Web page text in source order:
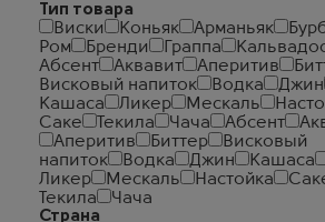
Тип товара
Виски
Коньяк Арманьяк
Ром
Бренди Граппа
Абсент
Аквавит Аперитив
Висковый напиток
Водка
Джин
Кашаса
Ликер Мескаль
Саке
Текила Чача Абсент
Аперитив
Биттер
Висковый
напиток
Водка Джин
Кашаса
Ликер
Мескаль Настойка
Текила
Чача
Страна